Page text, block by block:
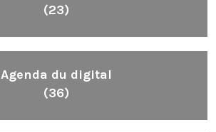
(23)
Agenda du digital
(36)